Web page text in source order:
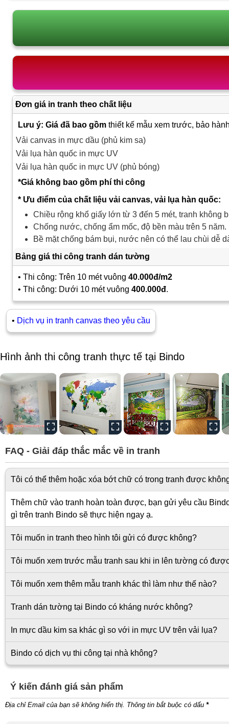
Đơn giá in tranh theo chất liệu
Lưu ý: Giá đã bao gồmthiết kế mẫu xem trước, bảo
Vải canvas in mực dầu (phủ kim sa)
Vải lụa hàn quốc in mực UV
Vải lụa hàn quốc in mực UV (phủ bóng)
*Giá không bao gồm phí thi công
* Ưu điểm của chất liệu vải canvas, vải lụa hàn quốc:
Chiều rộng khổ giấy lớn từ 3 đến 5 mét, tranh không
Chống nước, chống ẩm mốc, độ bền màu trên 5 năm.
Bề mặt chống bám bụi, nước nên có thể lau chùi dễ
Bảng giá thi công tranh dán tường
• Thi công: Trên 10 mét vuông 40.000đ/m2
• Thi công: Dưới 10 mét vuông 400.000đ.
• Dịch vụ in tranh canvas theo yêu cầu
Hình ảnh thi công tranh thực tế tại Bindo
FAQ - Giải đáp thắc mắc về in tranh
Tôi có thể thêm hoặc xóa bớt chữ có trong tranh được
Thêm chữ vào tranh hoàn toàn được, bạn gửi yêu cầu
gì trên tranh Bindo sẽ thực hiện ngay ạ.
Tôi muốn in tranh theo hình tôi gửi có được không?
Tôi muốn xem trước mẫu tranh sau khi in lên tường có
Tôi muốn xem thêm mẫu tranh khác thì làm như thế nào?
Tranh dán tường tại Bindo có kháng nước không?
In mực dầu kim sa khác gì so với in mực UV trên vải lụa?
Bindo có dịch vụ thi công tại nhà không?
Ý kiến đánh giá sản phẩm
Địa chỉ Email của bạn sẽ không hiển thị. Thông tin bắt buộc có dấu *